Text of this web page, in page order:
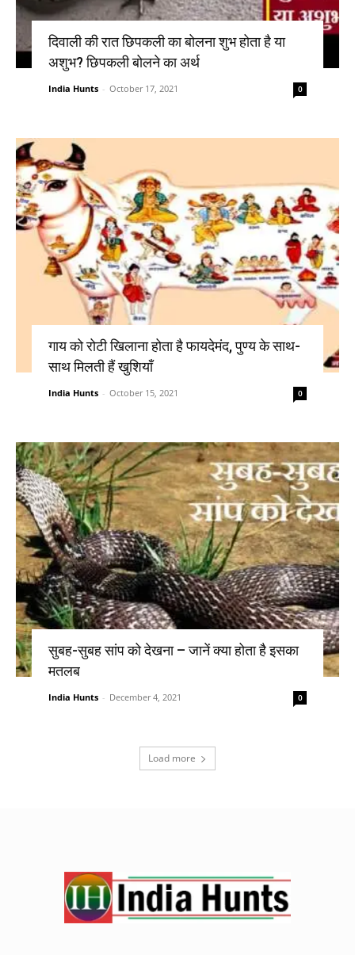
दिवाली की रात छिपकली का बोलना शुभ होता है या
अशुभ? छिपकली बोलने का अर्थ
India Hunts - October 17, 2021 0
गाय को रोटी खिलाना होता है फायदेमंद, पुण्य के साथ-
साथ मिलती हैं खुशियाँ
India Hunts - October 15, 2021 0
सुबह-सुबह सांप को देखना – जानें क्या होता है इसका
मतलब
India Hunts - December 4, 2021 0
Load more